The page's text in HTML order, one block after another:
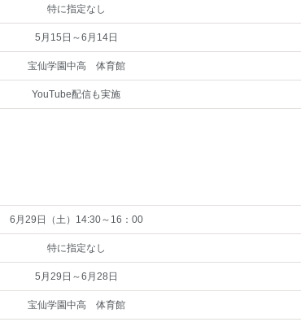
特に指定なし
5月15日～6月14日
宝仙学園中高 体育館
YouTube配信も実施
6月29日（土）14:30～16：00
特に指定なし
5月29日～6月28日
宝仙学園中高 体育館